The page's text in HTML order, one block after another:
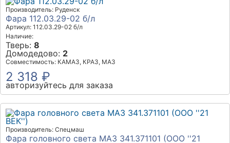
Производитель: Руденск
Фара 112.03.29-02 б/л
Артикул: 112.03.29-02 б/л
Наличие:
Тверь: 8
Домодедово: 2
Совместимость: КАМАЗ, КРАЗ, МАЗ
2 318 ₽
авторизуйтесь для заказа
Производитель: Спецмаш
Фара головного света МАЗ 341.371101 (ООО ''21